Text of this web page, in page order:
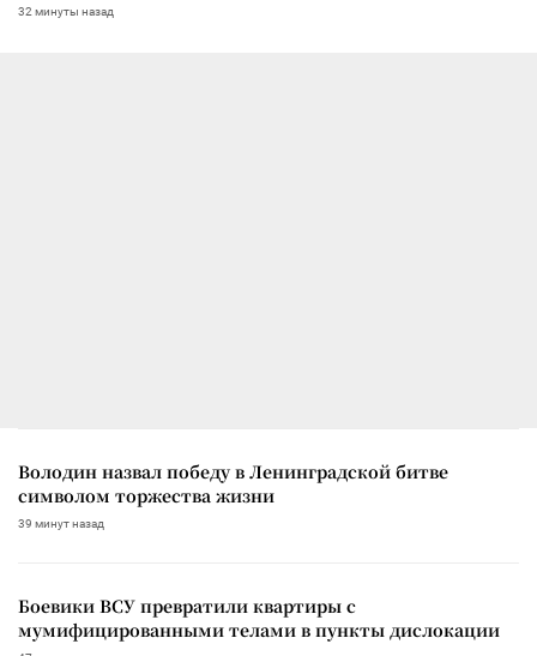
32 минуты назад
Володин назвал победу в Ленинградской битве
символом торжества жизни
39 минут назад
Боевики ВСУ превратили квартиры с
мумифицированными телами в пункты дислокации